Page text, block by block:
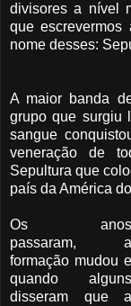
divisores a nível
que
nome desses:
A maior banda
grupo que surgiu
sangue
veneração de
Sepultura que
país da América
Os anos
passaram, a
formação mudou e
quando alguns
disseram que a